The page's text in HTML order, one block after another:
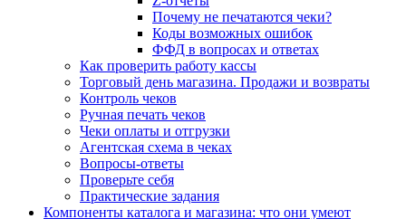
Почему не печатаются чеки?
Коды возможных ошибок
ФФД в вопросах и ответах
Как проверить работу кассы
Торговый день магазина. Продажи и возвраты
Контроль чеков
Ручная печать чеков
Чеки оплаты и отгрузки
Агентская схема в чеках
Вопросы-ответы
Проверьте себя
Практические задания
Компоненты каталога и магазина: что они умеют